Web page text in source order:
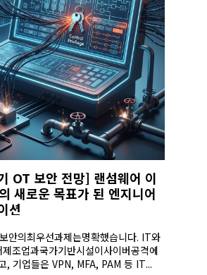
OT 보안 전망] 랜섬웨어 이
새로운 목표가 된 엔지니어
션
안의최우선과제는명확했습니다. IT와
조업과국가기반시설이사이버공격에
, 기업들은 VPN, MFA, PAM 등 IT...